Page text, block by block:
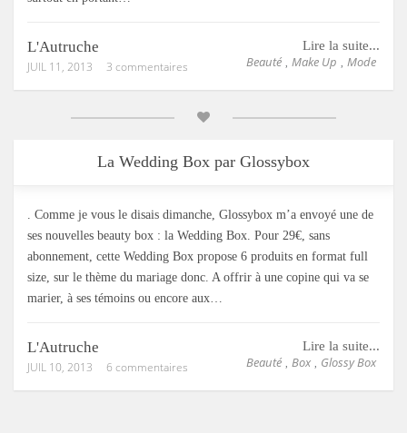
Lire la suite...
Beauté Make Up Mode
L'Autruche
JUIL 11, 2013 3 commentaires
La Wedding Box par Glossybox
. Comme je vous le disais dimanche, Glossybox m’a envoyé une de
ses nouvelles beauty box : la Wedding Box. Pour 29€, sans
abonnement, cette Wedding Box propose 6 produits en format full
size, sur le thème du mariage donc. A offrir à une copine qui va se
marier, à ses témoins ou encore aux…
Lire la suite...
Beauté Box Glossy Box
L'Autruche
JUIL 10, 2013 6 commentaires